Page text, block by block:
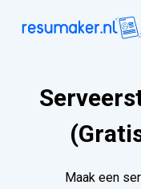
Maak een